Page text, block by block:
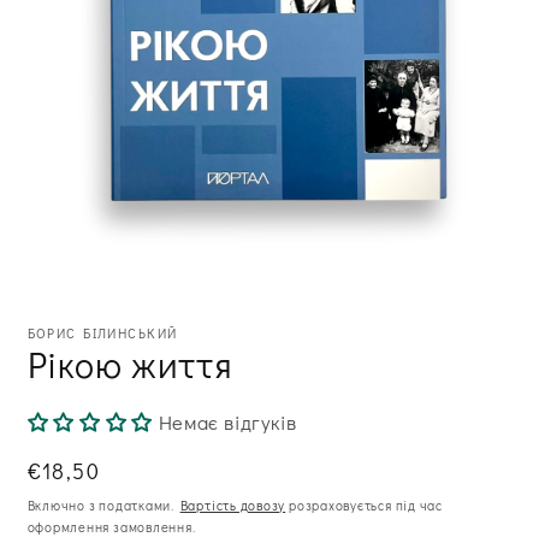
1
в
модальному
вікні
БОРИС БІЛИНСЬКИЙ
Рікою життя
Немає відгуків
Звична
ціна
€18,50
Включно з податками. Вартість довозу розраховується під час
оформлення замовлення.